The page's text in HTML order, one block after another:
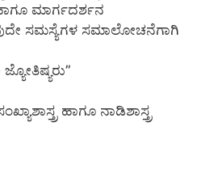
ಮಾರ್ಗದರ್ಶನ
ಸಮಸ್ಯೆಗಳ ಸಮಾಲೋಚನೆಗಾಗಿ
ಹಾಗೂ ನಾಡಿಶಾಸ್ತ್ರ